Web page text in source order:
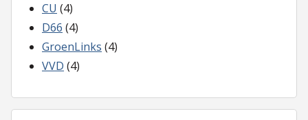
CU (4)
D66 (4)
GroenLinks (4)
VVD (4)